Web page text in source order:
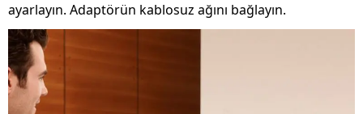
ayarlayın. Adaptörün kablosuz ağını bağlayın.